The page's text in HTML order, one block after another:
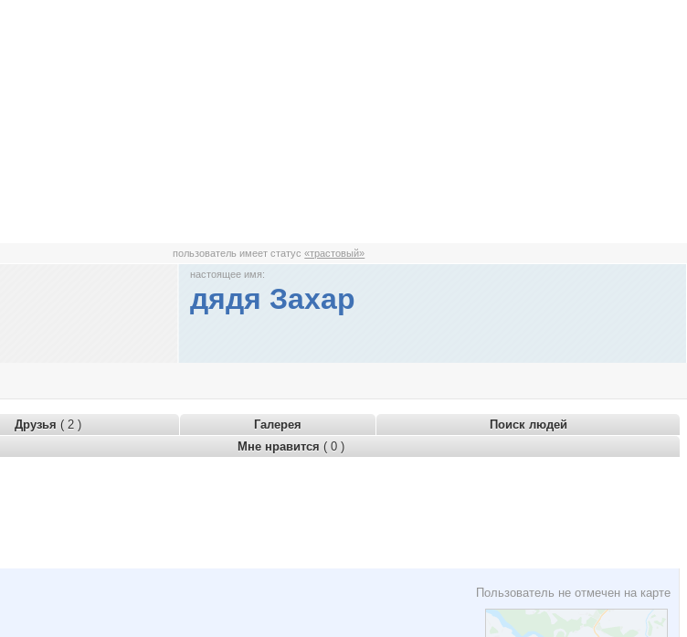
пользователь имеет статус«трастовый»
настоящее имя:
дядя Захар
Друзья ( 2 ) Галерея
Поиск людей
Мне нравится ( 0 )
Пользователь не отмечен на карте